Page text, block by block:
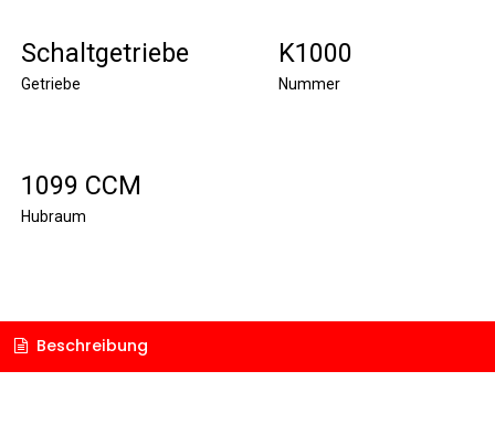
Schaltgetriebe
Getriebe
K1000
Nummer
1099 CCM
Hubraum
Beschreibung